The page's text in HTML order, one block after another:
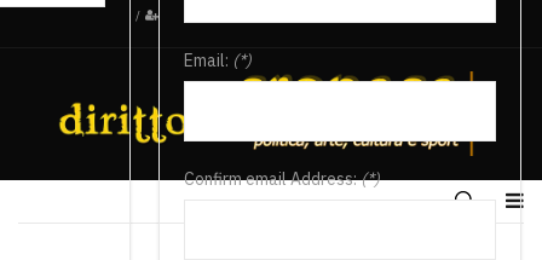
/
Email: (*)
Confirm email Address:(*)